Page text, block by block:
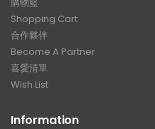
Shopping Cart
合作夥伴
Become A Partner
喜愛清單
Wish List
Information